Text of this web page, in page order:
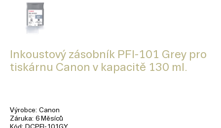
Inkoustový zásobník PFI-101 Grey pro
tiskárnu Canon v kapacitě 130 ml.
Výrobce Canon
Záruka 6 Měsíců